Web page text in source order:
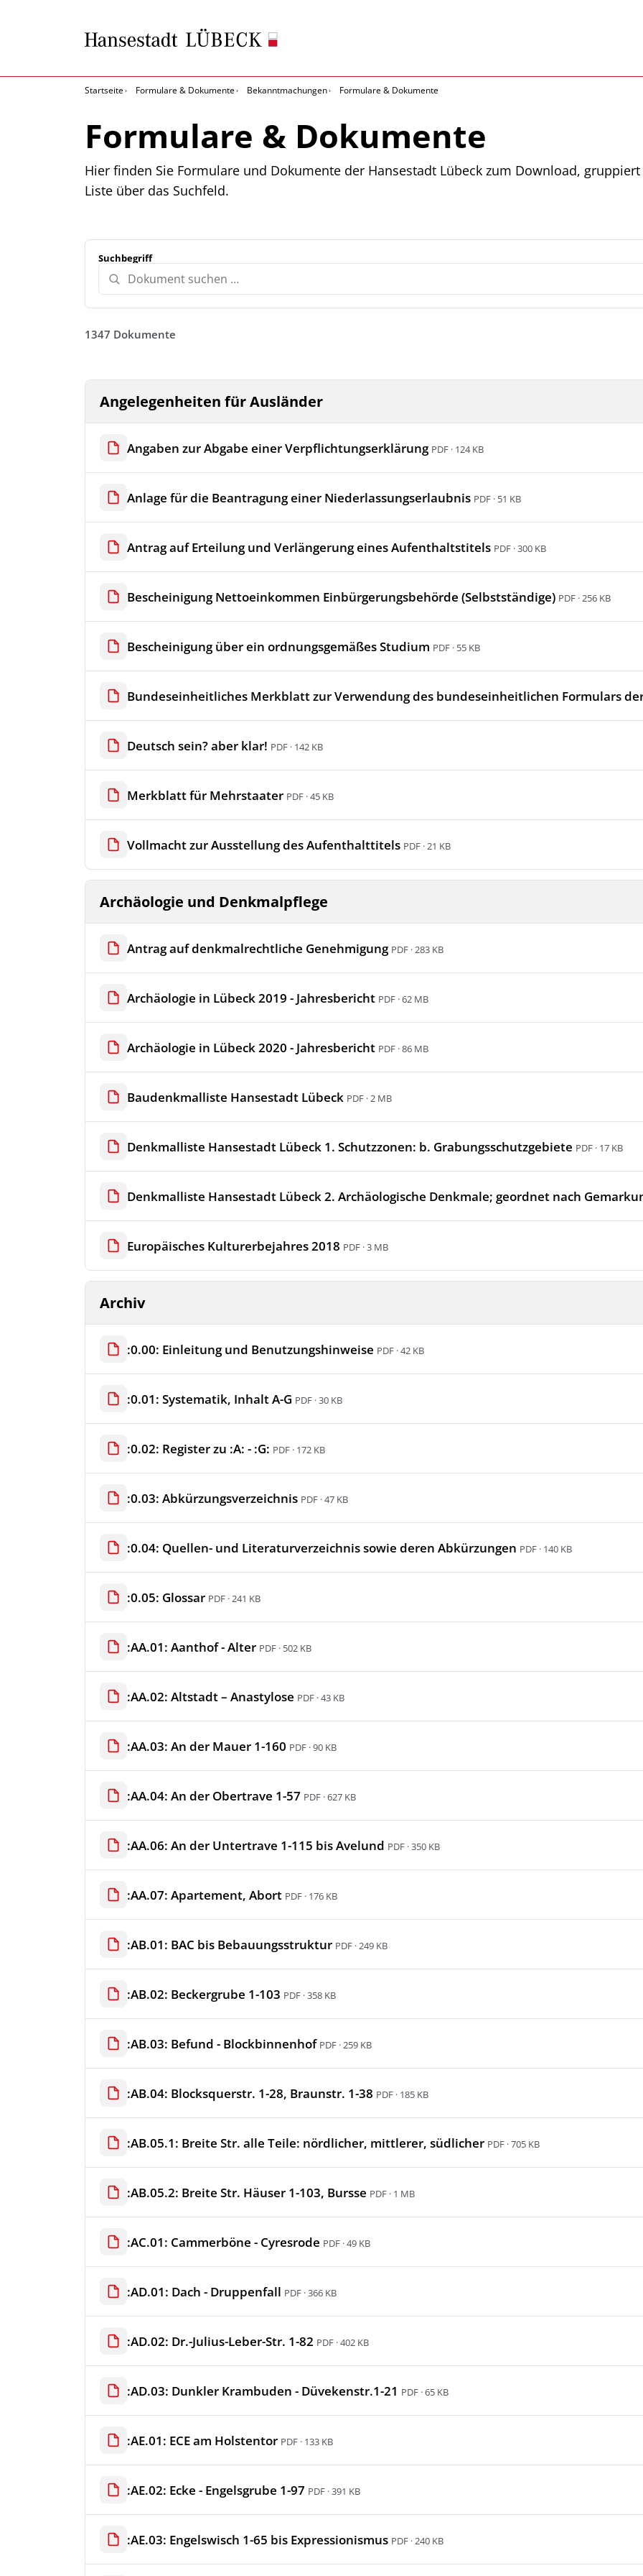
Startseite Formulare & Dokumente Bekanntmachungen Formulare & Dokumente
Formulare & Dokumente
Hier finden Sie Formulare und Dokumente der Hansestadt Lübeck zum Download,
Liste über das Suchfeld.
Suchbegriff
1347 Dokumente
Angelegenheiten für Ausländer
Angaben zur Abgabe einer Verpflichtungserklärung PDF · 124 KB
Anlage für die Beantragung einer Niederlassungserlaubnis PDF · 51 KB
Antrag auf Erteilung und Verlängerung eines Aufenthaltstitels PDF · 300 KB
Bescheinigung Nettoeinkommen Einbürgerungsbehörde (Selbstständige) PDF · 256 KB
Bescheinigung über ein ordnungsgemäßes Studium PDF · 55 KB
Bundeseinheitliches Merkblatt zur Verwendung des bundeseinheitlichen Formulars
Deutsch sein? aber klar! PDF · 142 KB
Merkblatt für Mehrstaater PDF · 45 KB
Vollmacht zur Ausstellung des Aufenthalttitels PDF · 21 KB
Archäologie und Denkmalpflege
Antrag auf denkmalrechtliche Genehmigung PDF · 283 KB
Archäologie in Lübeck 2019 - Jahresbericht PDF · 62 MB
Archäologie in Lübeck 2020 - Jahresbericht PDF · 86 MB
Baudenkmalliste Hansestadt Lübeck PDF · 2 MB
Denkmalliste Hansestadt Lübeck 1. Schutzzonen: b. Grabungsschutzgebiete PDF · 17 KB
Denkmalliste Hansestadt Lübeck 2. Archäologische Denkmale; geordnet nach
Europäisches Kulturerbejahres 2018 PDF · 3 MB
Archiv
:0.00: Einleitung und Benutzungshinweise PDF · 42 KB
:0.01: Systematik, Inhalt A-G PDF · 30 KB
:0.02: Register zu :A: - :G: PDF · 172 KB
:0.03: Abkürzungsverzeichnis PDF · 47 KB
:0.04: Quellen- und Literaturverzeichnis sowie deren Abkürzungen PDF · 140 KB
:0.05: Glossar PDF · 241 KB
:AA.01: Aanthof - Alter PDF · 502 KB
:AA.02: Altstadt – Anastylose PDF · 43 KB
:AA.03: An der Mauer 1-160 PDF · 90 KB
:AA.04: An der Obertrave 1-57 PDF · 627 KB
:AA.06: An der Untertrave 1-115 bis Avelund PDF · 350 KB
:AA.07: Apartement, Abort PDF · 176 KB
:AB.01: BAC bis Bebauungsstruktur PDF · 249 KB
:AB.02: Beckergrube 1-103 PDF · 358 KB
:AB.03: Befund - Blockbinnenhof PDF · 259 KB
:AB.04: Blocksquerstr. 1-28, Braunstr. 1-38 PDF · 185 KB
:AB.05.1: Breite Str. alle Teile: nördlicher, mittlerer, südlicher PDF · 705 KB
:AB.05.2: Breite Str. Häuser 1-103, Bursse PDF · 1 MB
:AC.01: Cammerböne - Cyresrode PDF · 49 KB
:AD.01: Dach - Druppenfall PDF · 366 KB
:AD.02: Dr.-Julius-Leber-Str. 1-82 PDF · 402 KB
:AD.03: Dunkler Krambuden - Düvekenstr.1-21 PDF · 65 KB
:AE.01: ECE am Holstentor PDF · 133 KB
:AE.02: Ecke - Engelsgrube 1-97 PDF · 391 KB
:AE.03: Engelswisch 1-65 bis Expressionismus PDF · 240 KB